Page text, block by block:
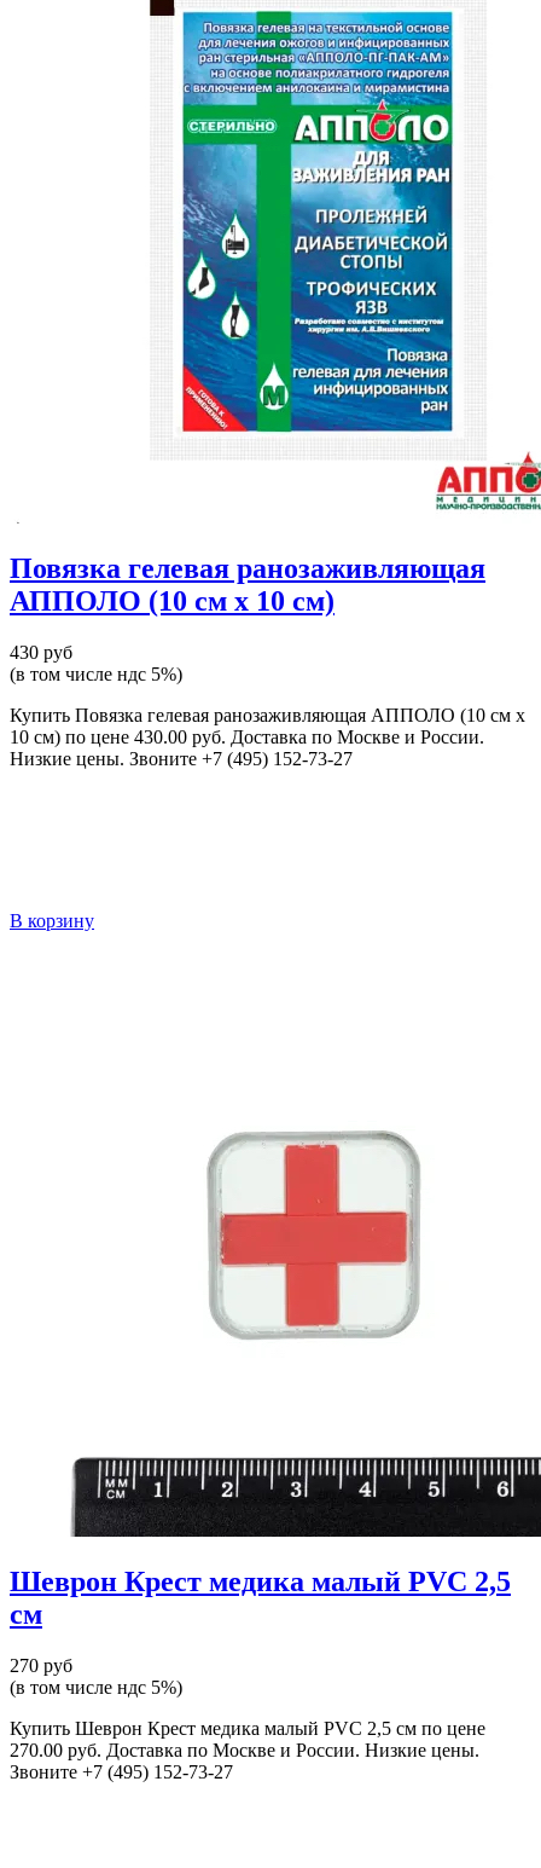
Повязка гелевая ранозаживляющая
АППОЛО (10 см x 10 см)
430 руб
(в том числе ндс 5%)
Купить Повязка гелевая ранозаживляющая АППОЛО (10 см x
10 см) по цене 430.00 руб. Доставка по Москве и России.
Низкие цены. Звоните +7 (495) 152-73-27
В корзину
Шеврон Крест медика малый PVC 2,5
см
270 руб
(в том числе ндс 5%)
Купить Шеврон Крест медика малый PVC 2,5 см по цене
270.00 руб. Доставка по Москве и России. Низкие цены.
Звоните +7 (495) 152-73-27